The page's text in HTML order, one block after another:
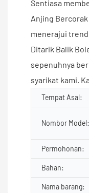
Sentiasa
Anjing
menerajui
Ditarik Balik
sepenuhnya
syarikat kami.
Tempat Asal:
Nombor Model:
Permohonan:
Bahan:
Nama barang: